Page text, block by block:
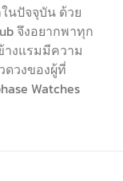
นปัจจุบัน ด้วย
จึงอยากพาทุก
งแรมมีความ
ดวงของผู้ที่
Watches